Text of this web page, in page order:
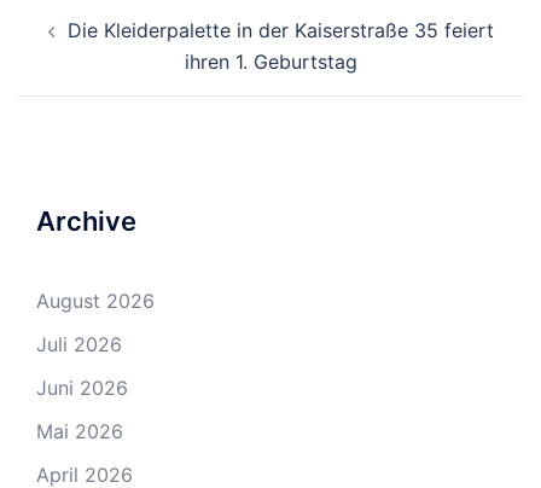
Navigation
Die Kleiderpalette in der Kaiserstraße 35 feiert
ihren 1. Geburtstag
Archive
August 2026
Juli 2026
Juni 2026
Mai 2026
April 2026